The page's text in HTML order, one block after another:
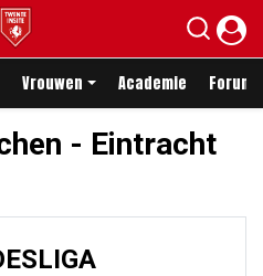
Vrouwen Academie Forum
- Eintracht